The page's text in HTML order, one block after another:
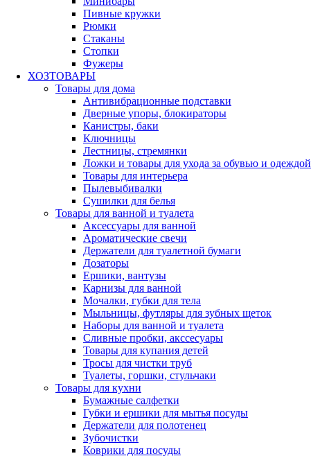
Пивные кружки
Рюмки
Стаканы
Стопки
Фужеры
ХОЗТОВАРЫ
Товары для дома
Антивибрационные подставки
Дверные упоры, блокираторы
Канистры, баки
Ключницы
Лестницы, стремянки
Ложки и товары для ухода за обувью и одеждой
Товары для интерьера
Пылевыбивалки
Сушилки для белья
Товары для ванной и туалета
Аксессуары для ванной
Ароматические свечи
Держатели для туалетной бумаги
Дозаторы
Ершики, вантузы
Карнизы для ванной
Мочалки, губки для тела
Мыльницы, футляры для зубных щеток
Наборы для ванной и туалета
Сливные пробки, акссесуары
Товары для купания детей
Тросы для чистки труб
Туалеты, горшки, стульчаки
Товары для кухни
Бумажные салфетки
Губки и ершики для мытья посуды
Держатели для полотенец
Зубочистки
Коврики для посуды